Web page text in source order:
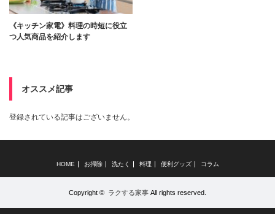
《キッチン家電》料理の時短に役立
つ人気商品を紹介します
オススメ記事
登録されている記事はございません。
HOME お掃除 洗たく 料理 便利グッズ コラム
Copyright © ラクする家事 All rights reserved.